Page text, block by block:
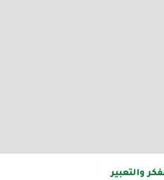
والتعبير